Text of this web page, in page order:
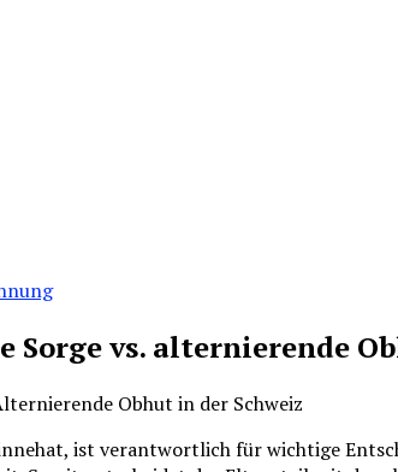
Sorge vs. alternierende
ist verantwortlich für wichtige